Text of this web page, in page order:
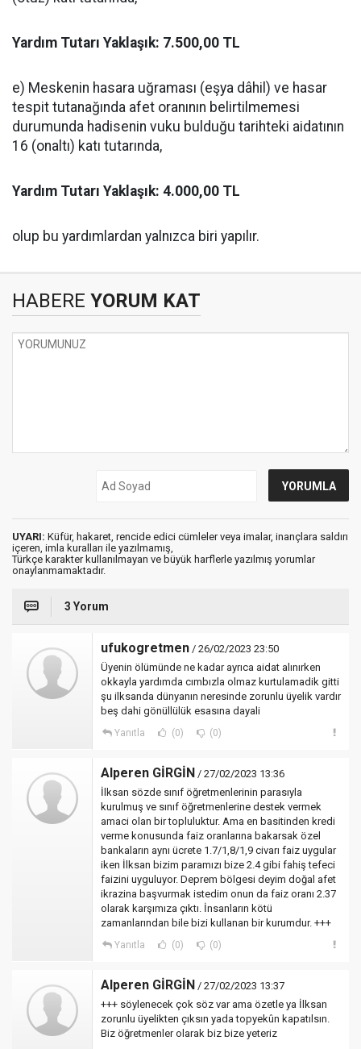
Yardım Tutarı Yaklaşık: 7.500,00 TL
e) Meskenin hasara uğraması (eşya dâhil) ve hasar
tespit tutanağında afet oranının belirtilmemesi
durumunda hadisenin vuku bulduğu tarihteki aidatının
16 (onaltı) katı tutarında,
Yardım Tutarı Yaklaşık: 4.000,00 TL
olup bu yardımlardan yalnızca biri yapılır.
HABERE YORUM KAT
UYARI: Küfür, hakaret, rencide edici cümleler veya imalar, inançlara saldırı
içeren, imla kuralları ile yazılmamış,
Türkçe karakter kullanılmayan ve büyük harflerle yazılmış yorumlar
onaylanmamaktadır.
3 Yorum
ufukogretmen / 26/02/2023 23:50
Üyenin ölümünde ne kadar ayrıca aidat alınırken
okkayla yardımda cımbızla olmaz kurtulamadik gitti
şu ilksanda dünyanın neresinde zorunlu üyelik vardır
beş dahi gönüllülük esasına dayali
Yanıtla (0) (0)
Alperen GİRGİN / 27/02/2023 13:36
İlksan sözde sınıf öğretmenlerinin parasıyla
kurulmuş ve sınıf öğretmenlerine destek vermek
amaci olan bir topluluktur. Ama en basitinden kredi
verme konusunda faiz oranlarına bakarsak özel
bankaların aynı ücrete 1.7/1,8/1,9 civarı faiz uygular
iken İlksan bizim paramızı bize 2.4 gibi fahiş tefeci
faizini uyguluyor. Deprem bölgesi deyim doğal afet
ikrazina başvurmak istedim onun da faiz oranı 2.37
olarak karşımıza çıktı. İnsanların kötü
zamanlarından bile bizi kullanan bir kurumdur. +++
Yanıtla (0) (0)
Alperen GİRGİN / 27/02/2023 13:37
+++ söylenecek çok söz var ama özetle ya İlksan
zorunlu üyelikten çıksın yada topyekûn kapatılsın.
Biz öğretmenler olarak biz bize yeteriz